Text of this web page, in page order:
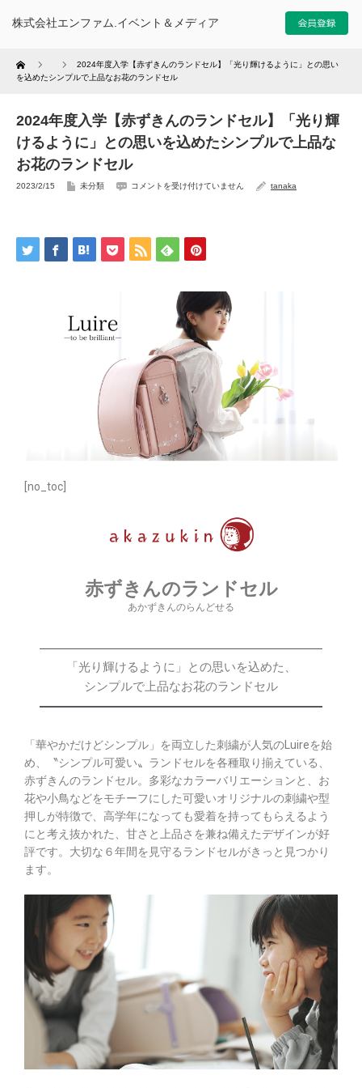
株式会社エンファム.イベント＆メディア
Home
2024年度入学【赤ずきんのランドセル】「光り輝けるように」との思い
を込めたシンプルで上品なお花のランドセル
2024年度入学【赤ずきんのランドセル】「光り輝
けるように」との思いを込めたシンプルで上品な
お花のランドセル
2023/2/15 未分類 コメントを受け付けていません tanaka
[no_toc]
赤ずきんのランドセル
あかずきんのらんどせる
「光り輝けるように」との思いを込めた、
シンプルで上品なお花のランドセル
「華やかだけどシンプル」を両立した刺繍が人気のLuireを始
め、〝シンプル可愛い〟ランドセルを各種取り揃えている、
赤ずきんのランドセル。多彩なカラーバリエーションと、お
花や小鳥などをモチーフにした可愛いオリジナルの刺繍や型
押しが特徴で、高学年になっても愛着を持ってもらえるよう
にと考え抜かれた、甘さと上品さを兼ね備えたデザインが好
評です。大切な６年間を見守るランドセルがきっと見つかり
ます。